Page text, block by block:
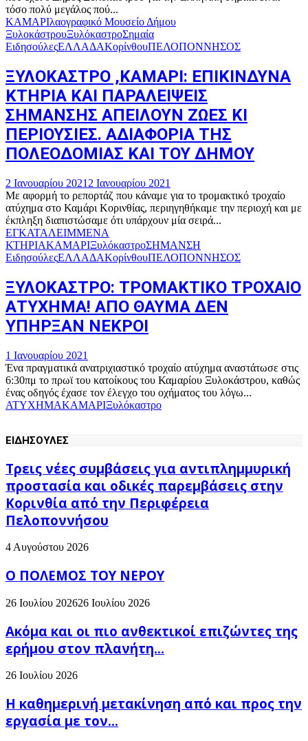
τόσο πολύ μεγάλος πού...
ΚΑΜΑΡΙλαογραφικό Μουσείο Δήμου
ΞυλοκάστρουΞυλόκαστροΣημαία
ΕιδησούλεςΕΛΛΑΔΑΚορίνθουΠΕΛΟΠΟΝΝΗΣΟΣ
ΞΥΛΟΚΑΣΤΡΟ ,ΚΑΜΑΡΙ: ΕΠΙΚΙΝΔΥΝΑ
ΚΤΗΡΙΑ ΚΑΙ ΠΑΡΑΛΕΙΨΕΙΣ
ΣΗΜΑΝΣΗΣ ΑΠΕΙΛΟΥΝ ΖΩΕΣ ΚΙ
ΠΕΡΙΟΥΣΙΕΣ. ΑΔΙΑΦΟΡΙΑ ΤΗΣ
ΠΟΛΕΟΔΟΜΙΑΣ ΚΑΙ ΤΟΥ ΔΗΜΟΥ
2 Ιανουαρίου 2021 2 Ιανουαρίου 2021
Με αφορμή το ρεπορτάζ που κάναμε για το τρομακτικό τροχαίο
ατύχημα στο Καμάρι Κορινθίας, περιηγηθήκαμε την περιοχή και με
έκπληξη διαπιστώσαμε ότι υπάρχουν μία σειρά...
ΕΓΚΑΤΑΛΕΙΜΜΕΝΑ
ΚΤΗΡΙΑΚΑΜΑΡΙΞυλόκαστροΣΗΜΑΝΣΗ
ΕιδησούλεςΕΛΛΑΔΑΚορίνθουΠΕΛΟΠΟΝΝΗΣΟΣ
ΞΥΛΟΚΑΣΤΡΟ: ΤΡΟΜΑΚΤΙΚΟ ΤΡΟΧΑΙΟ
ΑΤΥΧΗΜΑ! ΑΠΟ ΘΑΥΜΑ ΔΕΝ
ΥΠΗΡΞΑΝ ΝΕΚΡΟΙ
1 Ιανουαρίου 2021
Ένα πραγματικά ανατριχιαστικό τροχαίο ατύχημα αναστάτωσε στις
6:30πμ το πρωϊ του κατοίκους του Καμαρίου Ξυλοκάστρου, καθώς
ένας οδηγός έχασε τον έλεγχο του οχήματος του λόγω...
ΑΤΥΧΗΜΑΚΑΜΑΡΙΞυλόκαστρο
ΕΙΔΗΣΟΥΛΕΣ
Τρεις νέες συμβάσεις για αντιπλημμυρική
προστασία και οδικές παρεμβάσεις στην
Κορινθία από την Περιφέρεια
Πελοποννήσου
4 Αυγούστου 2026
Ο ΠΟΛΕΜΟΣ ΤΟΥ ΝΕΡΟΥ
26 Ιουλίου 202626 Ιουλίου 2026
Ακόμα και οι πιο ανθεκτικοί επιζώντες της
ερήμου στον πλανήτη...
26 Ιουλίου 2026
H καθημερινή μετακίνηση από και προς την
εργασία με τον...